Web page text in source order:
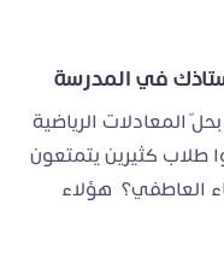
في المدرسة
المعادلات الرياضية
طلاب كثيرين يتمتعون
العاطفي؟ هؤلاء